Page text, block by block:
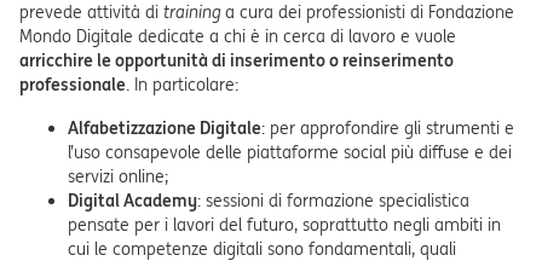
prevede attività di traininga cura dei professionisti di Fondazione
Mondo Digitale dedicate a chi è in cerca di lavoro e vuole
arricchire le opportunità di inserimento o reinserimento
professionale. In particolare:
Alfabetizzazione Digitale: per approfondire gli strumenti e
l’uso consapevole delle piattaforme social più diffuse e dei
servizi online;
Digital Academy: sessioni di formazione specialistica
pensate per i lavori del futuro, soprattutto negli ambiti in
cui le competenze digitali sono fondamentali, quali